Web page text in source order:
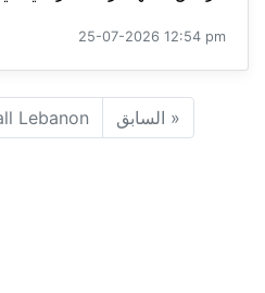
25-07-2026 12:54 pm
« السابق Lebanon